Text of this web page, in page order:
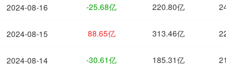
2024-08-16
2024-08-15
2024-08-14
-25.68亿 220.80亿
88.65亿 313.46亿
-30.61亿 185.31亿